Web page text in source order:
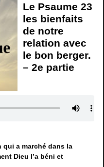
Le Psaume 23
les bienfaits
de notre
relation avec
le bon berger.
– 2e partie
qui a marché dans la
Dieu l’a béni et